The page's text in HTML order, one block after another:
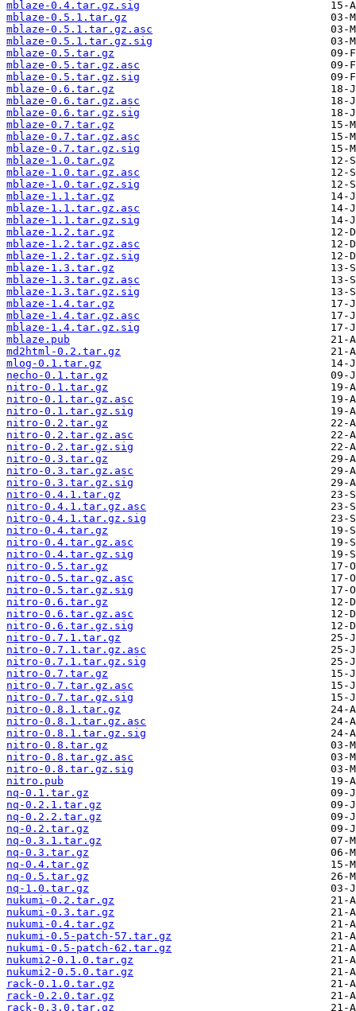
mblaze-0.4.tar.gz.sig
mblaze-0.5.1.tar.gz
mblaze-0.5.1.tar.gz.asc
mblaze-0.5.1.tar.gz.sig
mblaze-0.5.tar.gz
mblaze-0.5.tar.gz.asc
mblaze-0.5.tar.gz.sig
mblaze-0.6.tar.gz
mblaze-0.6.tar.gz.asc
mblaze-0.6.tar.gz.sig
mblaze-0.7.tar.gz
mblaze-0.7.tar.gz.asc
mblaze-0.7.tar.gz.sig
mblaze-1.0.tar.gz
mblaze-1.0.tar.gz.asc
mblaze-1.0.tar.gz.sig
mblaze-1.1.tar.gz
mblaze-1.1.tar.gz.asc
mblaze-1.1.tar.gz.sig
mblaze-1.2.tar.gz
mblaze-1.2.tar.gz.asc
mblaze-1.2.tar.gz.sig
mblaze-1.3.tar.gz
mblaze-1.3.tar.gz.asc
mblaze-1.3.tar.gz.sig
mblaze-1.4.tar.gz
mblaze-1.4.tar.gz.asc
mblaze-1.4.tar.gz.sig
mblaze.pub
md2html-0.2.tar.gz
mlog-0.1.tar.gz
necho-0.1.tar.gz
nitro-0.1.tar.gz
nitro-0.1.tar.gz.asc
nitro-0.1.tar.gz.sig
nitro-0.2.tar.gz
nitro-0.2.tar.gz.asc
nitro-0.2.tar.gz.sig
nitro-0.3.tar.gz
nitro-0.3.tar.gz.asc
nitro-0.3.tar.gz.sig
nitro-0.4.1.tar.gz
nitro-0.4.1.tar.gz.asc
nitro-0.4.1.tar.gz.sig
nitro-0.4.tar.gz
nitro-0.4.tar.gz.asc
nitro-0.4.tar.gz.sig
nitro-0.5.tar.gz
nitro-0.5.tar.gz.asc
nitro-0.5.tar.gz.sig
nitro-0.6.tar.gz
nitro-0.6.tar.gz.asc
nitro-0.6.tar.gz.sig
nitro-0.7.1.tar.gz
nitro-0.7.1.tar.gz.asc
nitro-0.7.1.tar.gz.sig
nitro-0.7.tar.gz
nitro-0.7.tar.gz.asc
nitro-0.7.tar.gz.sig
nitro-0.8.1.tar.gz
nitro-0.8.1.tar.gz.asc
nitro-0.8.1.tar.gz.sig
nitro-0.8.tar.gz
nitro-0.8.tar.gz.asc
nitro-0.8.tar.gz.sig
nitro.pub
nq-0.1.tar.gz
nq-0.2.1.tar.gz
nq-0.2.2.tar.gz
nq-0.2.tar.gz
nq-0.3.1.tar.gz
nq-0.3.tar.gz
nq-0.4.tar.gz
nq-0.5.tar.gz
nq-1.0.tar.gz
nukumi-0.2.tar.gz
nukumi-0.3.tar.gz
nukumi-0.4.tar.gz
nukumi-0.5-patch-57.tar.gz
nukumi-0.5-patch-62.tar.gz
nukumi2-0.1.0.tar.gz
nukumi2-0.5.0.tar.gz
rack-0.1.0.tar.gz
rack-0.2.0.tar.gz
rack-0.3.0.tar.gz